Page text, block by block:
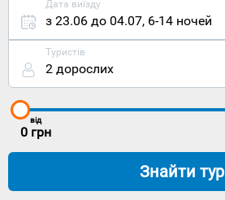
Дата виїзду
з 23.06 до 04.07, 6-14 ночей
Туристів
2 дорослих
від
0 грн
Знайти тур